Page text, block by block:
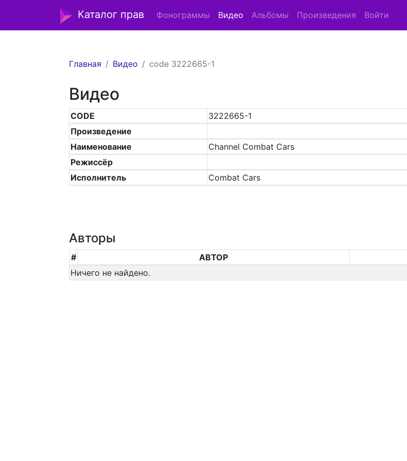
Каталог прав Фонограммы Видео Альбомы Произведения Войти
Главная Видео code 3222665-1
Видео
CODE
3222665-1
Произведение
Наименование
Channel Combat Cars
Режиссёр
Исполнитель
Combat Cars
Авторы
# АВТОР
Ничего не найдено.